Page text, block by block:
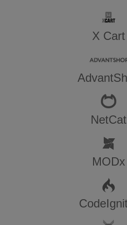
X Cart
NetCat
MODx